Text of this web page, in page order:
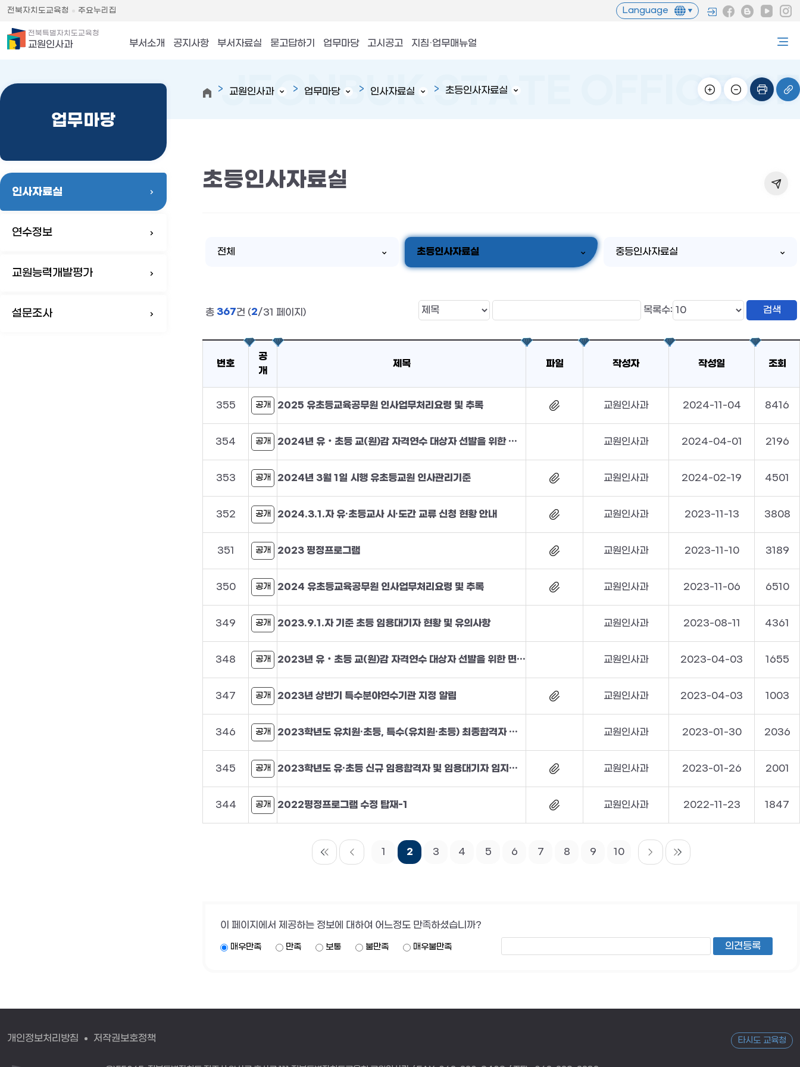
전북자치도교육청 주요누리집 Language
전북특별자치도교육청
교원인사과 부서소개 공지사항 부서자료실 묻고답하기 업무마당 고시공고 지침·업무매뉴얼
업무마당
인사자료실
연수정보
교원능력개발평가
설문조사
교원인사과 업무마당 인사자료실 초등인사자료실
초등인사자료실
전체 초등인사자료실 중등인사자료실
총 367건 (2/31 페이지) 목록수:
번호
공
개
제목 파일 작성자 작성일 조회
355 공개 2025 유초등교육공무원 인사업무처리요령 및 추록 교원인사과 2024-11-04 8416
354 공개 2024년 유‧초등 교(원)감 자격연수 대상자 선발을 위한 면접고사 응시대상자 명단 및 공개적 의견수렴 교원인사과 2024-04-01 2196
353 공개 2024년 3월 1일 시행 유초등교원 인사관리기준 교원인사과 2024-02-19 4501
352 공개 2024.3.1.자 유·초등교사 시·도간 교류 신청 현황 안내 교원인사과 2023-11-13 3808
351 공개 2023 평정프로그램 교원인사과 2023-11-10 3189
350 공개 2024 유초등교육공무원 인사업무처리요령 및 추록 교원인사과 2023-11-06 6510
349 공개 2023.9.1.자 기준 초등 임용대기자 현황 및 유의사항 교원인사과 2023-08-11 4361
348 공개 2023년 유‧초등 교(원)감 자격연수 대상자 선발을 위한 면접고사 응시대상자 명단 및 공개적 의견수렴 교원인사과 2023-04-03 1655
347 공개 2023년 상반기 특수분야연수기관 지정 알림 교원인사과 2023-04-03 1003
346 공개 2023학년도 유치원·초등, 특수(유치원·초등) 최종합격자 응시번호별 서류 제출 일정 안내 교원인사과 2023-01-30 2036
345 공개 2023학년도 유·초등 신규 임용합격자 및 임용대기자 임지희망서 제출 안내 교원인사과 2023-01-26 2001
344 공개 2022평정프로그램 수정 탑재-1 교원인사과 2022-11-23 1847
1 2 3 4 5 6 7 8 9 10
이 페이지에서 제공하는 정보에 대하여 어느정도 만족하셨습니까?
매우만족 만족 보통 불만족 매우불만족
개인정보처리방침 저작권보호정책 타시도 교육청